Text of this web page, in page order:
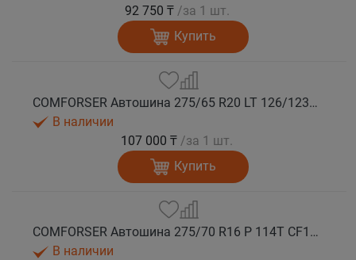
92 750 ₸ /за 1 шт.
Купить
COMFORSER Автошина 275/65 R20 LT 126/123S CF1100 10PR RWL лето
В наличии
107 000 ₸ /за 1 шт.
Купить
COMFORSER Автошина 275/70 R16 P 114T CF1100 RWL лето
В наличии